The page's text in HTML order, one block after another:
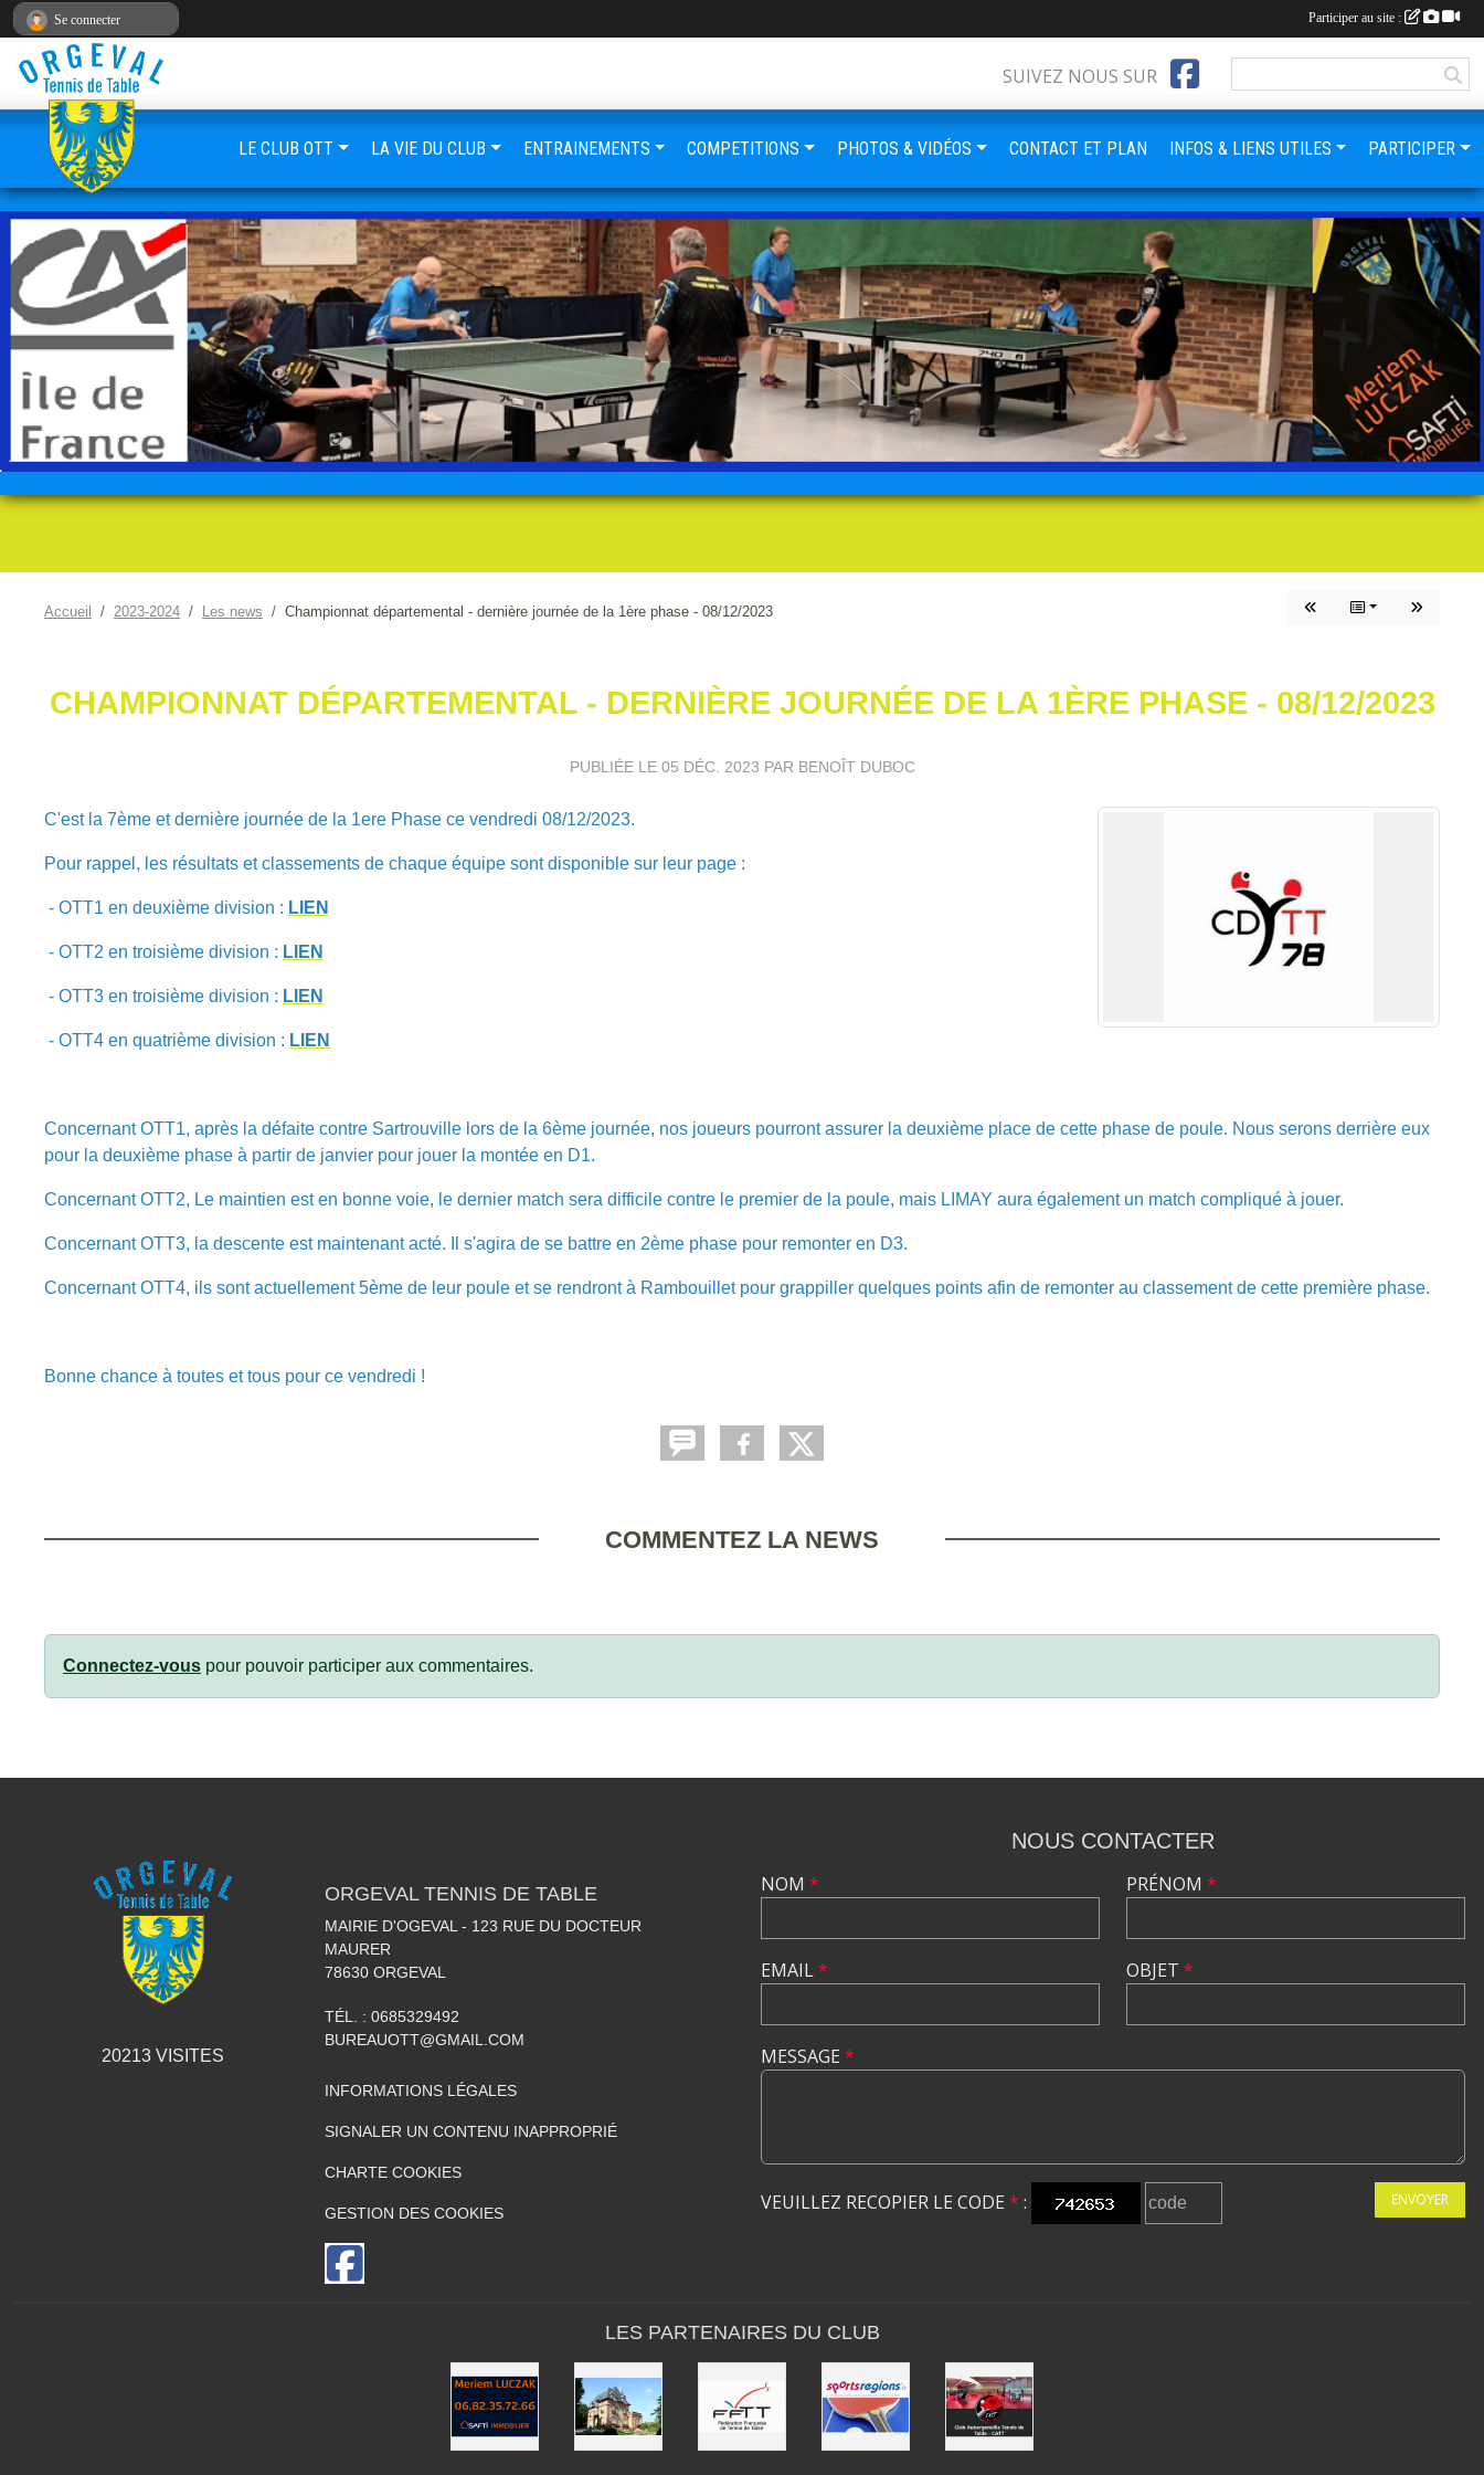
Accueil 2023-2024 Les news Championnat départemental - dernière journée de la 1ère phase - 08/12/2023
CHAMPIONNAT DÉPARTEMENTAL - DERNIÈRE JOURNÉE DE LA 1ÈRE PHASE - 08/12/2023
PUBLIÉE LE 05 DÉC. 2023 PAR BENOÎT DUBOC
C'est la 7ème et dernière journée de la 1ere Phase ce vendredi 08/12/2023.
Pour rappel, les résultats et classements de chaque équipe sont disponible sur leur page :
- OTT1 en deuxième division : LIEN
- OTT2 en troisième division : LIEN
- OTT3 en troisième division : LIEN
- OTT4 en quatrième division : LIEN
Concernant OTT1, après la défaite contre Sartrouville lors de la 6ème journée, nos joueurs pourront assurer la deuxième place de cette phase de poule. Nous serons derrière eux
pour la deuxième phase à partir de janvier pour jouer la montée en D1.
Concernant OTT2, Le maintien est en bonne voie, le dernier match sera difficile contre le premier de la poule, mais LIMAY aura également un match compliqué à jouer.
Concernant OTT3, la descente est maintenant acté. Il s'agira de se battre en 2ème phase pour remonter en D3.
Concernant OTT4, ils sont actuellement 5ème de leur poule et se rendront à Rambouillet pour grappiller quelques points afin de remonter au classement de cette première phase.
Bonne chance à toutes et tous pour ce vendredi !
COMMENTEZ LA NEWS
Connectez-vous pour pouvoir participer aux commentaires.
SUIVEZ NOUS SUR
LE CLUB OTT LA VIE DU CLUB ENTRAINEMENTS COMPETITIONS PHOTOS & VIDÉOS CONTACT ET PLAN INFOS & LIENS UTILES PARTICIPER
20213VISITES
ORGEVAL TENNIS DE TABLE
MAIRIE D'OGEVAL - 123 RUE DU DOCTEUR
MAURER
78630 ORGEVAL
TÉL. : 0685329492
BUREAUOTT@GMAIL.COM
INFORMATIONS LÉGALES
SIGNALER UN CONTENU INAPPROPRIÉ
CHARTE COOKIES
GESTION DES COOKIES
NOUS CONTACTER
NOM *
EMAIL*
PRÉNOM *
OBJET *
MESSAGE *
VEUILLEZ RECOPIER LE CODE * : ENVOYER
LES PARTENAIRES DU CLUB
Se connecter Participer au site :
Panneau de gestion des cookies